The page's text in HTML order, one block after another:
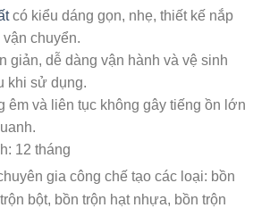
có kiểu dáng gọn, nhẹ, thiết kế nắp
chuyển.
giản, dễ dàng vận hành và vệ sinh
khi sử dụng.
êm và liên tục không gây tiếng ồn lớn
12 tháng
gia công chế tạo các loại: bồn
bột, bồn trộn hạt nhựa, bồn trộn